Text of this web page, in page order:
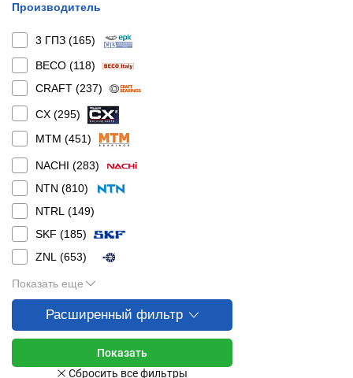
Производитель
3 ГПЗ (165)
BECO (118)
CRAFT (237)
CX (295)
MTM (451)
NACHI (283)
NTN (810)
NTRL (149)
SKF (185)
ZNL (653)
Показать еще
Расширенный фильтр